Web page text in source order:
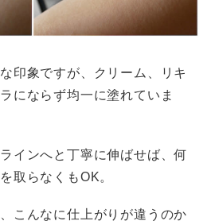
印象ですが、クリーム、リキ
にならず均一に塗れていま
インへと丁寧に伸ばせば、何
取らなくもOK。
こんなに仕上がりが違うのか